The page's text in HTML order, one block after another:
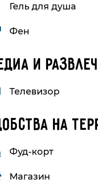
Гель для душа
Фен
и
Телевизор
на
Фуд-корт
Магазин